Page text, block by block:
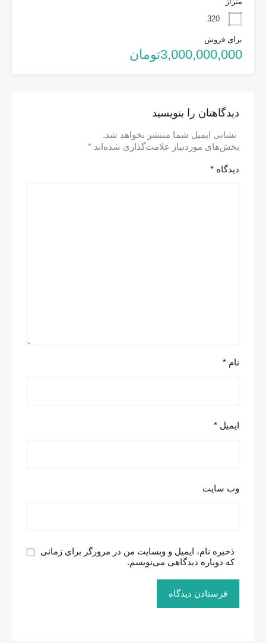
320
برای فروش
3,000,000,000تومان
دیدگاهتان را بنویسید
نشانی ایمیل شما منتشر نخواهد شد.
بخش‌های موردنیاز علامت‌گذاری شده‌اند *
دیدگاه *
نام *
ایمیل *
وب‌ سایت
ذخیره نام، ایمیل و وبسایت من در مرورگر برای زمانی
که دوباره دیدگاهی می‌نویسم.